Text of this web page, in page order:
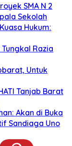
SMA N 2
Sekolah
Hukum:
Razia
Untuk
Tanjab Barat
Akan di Buka
Sandiaga Uno